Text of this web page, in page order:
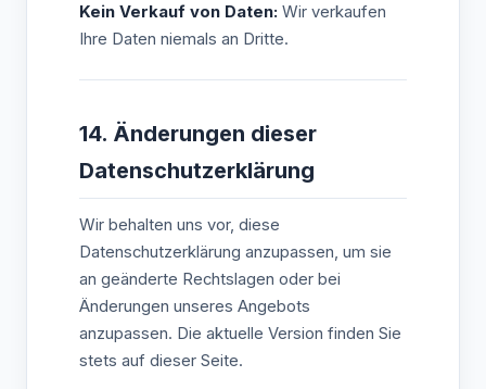
Kein Verkauf von Daten: Wir verkaufen
Ihre Daten niemals an Dritte.
14. Änderungen dieser
Datenschutzerklärung
Wir behalten uns vor, diese
Datenschutzerklärung anzupassen, um sie
an geänderte Rechtslagen oder bei
Änderungen unseres Angebots
anzupassen. Die aktuelle Version finden Sie
stets auf dieser Seite.